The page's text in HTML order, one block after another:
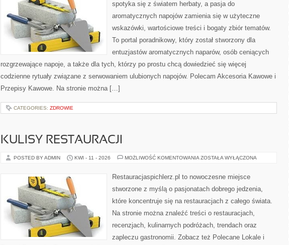
spotyka się z światem herbaty, a pasja do
aromatycznych napojów zamienia się w użyteczne
wskazówki, wartościowe treści i bogaty zbiór tematów.
To portal poradnikowy, który został stworzony dla
entuzjastów aromatycznych naparów, osób ceniących
rozgrzewające napoje, a także dla tych, którzy po prostu chcą dowiedzieć się więcej
codzienne rytuały związane z serwowaniem ulubionych napojów. Polecam Akcesoria Kawowe i
Przepisy Kawowe. Na stronie można […]
CATEGORIES: ZDROWIE
KULISY RESTAURACJI
POSTED BY ADMIN KWI - 11 - 2026 MOŻLIWOŚĆ KOMENTOWANIA KULISY
ZOSTAŁA WYŁĄCZONA
Restauracjaspichlerz.pl to nowoczesne miejsce
stworzone z myślą o pasjonatach dobrego jedzenia,
które koncentruje się na restauracjach z całego świata.
Na stronie można znaleźć treści o restauracjach,
recenzjach, kulinarnych podróżach, trendach oraz
zapleczu gastronomii. Zobacz też Polecane Lokale i